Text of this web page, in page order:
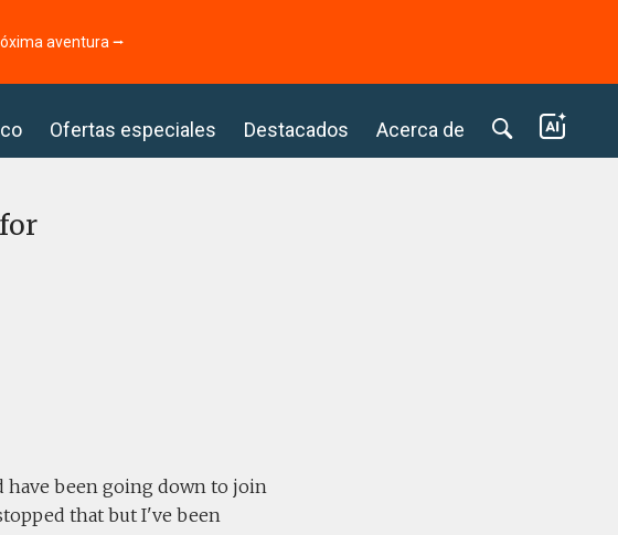
aventura ⭢
Ofertas especiales Destacados Acerca de
have been going down to join
that but I've been